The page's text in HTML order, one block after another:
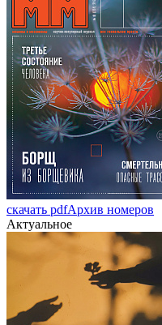
скачать pdfАрхив номеров
Актуальное